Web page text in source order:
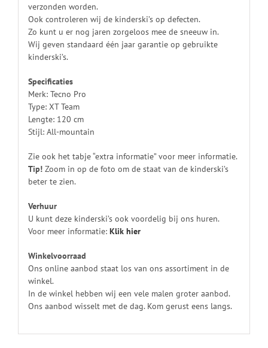
verzonden worden.
Ook controleren wij de kinderski’s op defecten.
Zo kunt u er nog jaren zorgeloos mee de sneeuw in.
Wij geven standaard één jaar garantie op gebruikte
kinderski’s.
Specificaties
Merk: Tecno Pro
Type: XT Team
Lengte: 120 cm
Stijl: All-mountain
Zie ook het tabje “extra informatie” voor meer informatie.
Tip!Zoom in op de foto om de staat van de kinderski’s
beter te zien.
Verhuur
U kunt deze kinderski’s ook voordelig bij ons huren.
Voor meer informatie: Klik hier
Winkelvoorraad
Ons online aanbod staat los van ons assortiment in de
winkel.
In de winkel hebben wij een vele malen groter aanbod.
Ons aanbod wisselt met de dag. Kom gerust eens langs.